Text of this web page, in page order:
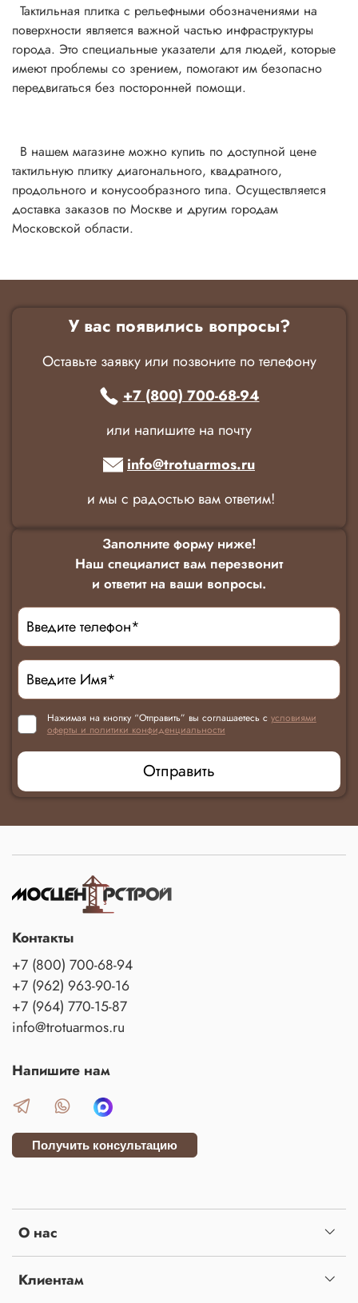
Тактильная плитка с рельефными обозначениями на
поверхности является важной частью инфраструктуры
города. Это специальные указатели для людей, которые
имеют проблемы со зрением, помогают им безопасно
передвигаться без посторонней помощи.
В нашем магазине можно купить по доступной цене
тактильную плитку диагонального, квадратного,
продольного и конусообразного типа. Осуществляется
доставка заказов по Москве и другим городам
Московской области.
У вас появились вопросы?
Оставьте заявку или позвоните по телефону
+7 (800) 700-68-94
или напишите на почту
info@trotuarmos.ru
и мы с радостью вам ответим!
Заполните форму ниже!
Наш специалист вам перезвонит
и ответит на ваши вопросы.
Нажимая на кнопку “Отправить” вы соглашаетесь с условиями
оферты и политики конфиденциальности
Отправить
О нас
Клиентам
Контакты
+7 (800) 700-68-94
+7 (962) 963-90-16
+7 (964) 770-15-87
info@trotuarmos.ru
Напишите нам
Получить консультацию